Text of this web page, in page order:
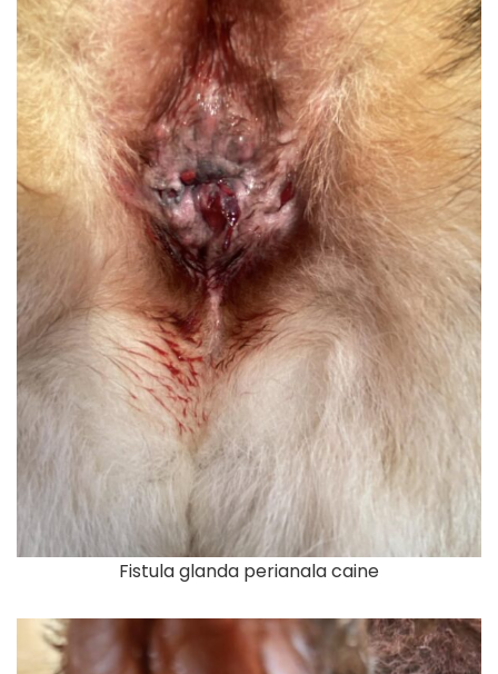
Fistula glanda perianala caine